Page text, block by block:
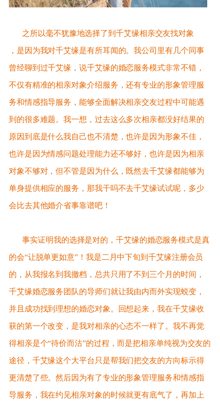
之所以毫不犹豫地选择了到千艾缘相亲交友找对象
，是因为我对千艾缘是有所耳闻的。我公司里有几个同事
曾经聊到过千艾缘，说千艾缘的婚恋服务模式非常不错，
不仅有精准的相亲对象介绍服务，还有专业的形象管理服
务和情感指导服务，能够全面解决相亲交友过程中可能遇
到的很多难题。我一想，过去这么多次相亲都没好结果的
原因到底是什么我自己也不清楚，也许是因为形象不佳，
也许是因为情感问题处理能力还不够好，也许是因为相亲
对象不够对，但不管是因为什么，既然去千艾缘都能够为
单身提供相应的服务，那我干吗不去千艾缘试试呢，多少
会比去其他婚介省事靠谱吧！
事实证明我的选择是对的，千艾缘的婚恋服务模式是真
的会“让脱单更如意”！我是二月中下旬到千艾缘注册会员
的，从我报名到我撤档，总共只用了不到三个月的时间，
千艾缘婚恋服务团队的导师们就让我由内而外实现蜕变，
并且成功找到理想的婚恋对象。回想起来，我在千艾缘收
获的第一个改变，是我对相亲的心态不一样了。我不再觉
得相亲是个“待价而沽”的过程，而是把相亲单纯视为交友的
途径，千艾缘这个大平台只是帮我们把交友的方向标示得
更清楚了些。然后因为有了专业的形象管理服务和情感指
导服务，我在约见相亲对象的时候就更有底气了，再加上